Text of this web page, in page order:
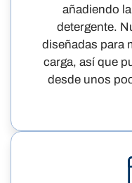
añadiendo
detergente.
diseñadas para
carga, así que
desde unos